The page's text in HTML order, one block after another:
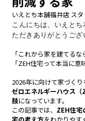
いえとち本舗福井店 スタ
こんにちは、いえと
ただきありがとうござ
「これから家を建てる
「ZEH住宅って本当に意
2026年に向けて家づくり
ゼロエネルギーハウス
肢になっています。
この記事では、 ZEH住宅